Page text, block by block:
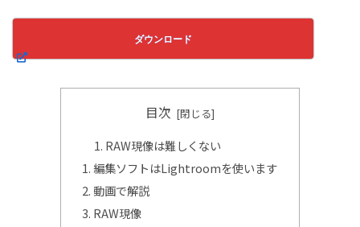
ダウンロード
目次
RAW現像は難しくない
編集ソフトはLightroomを使います
動画で解説
RAW現像